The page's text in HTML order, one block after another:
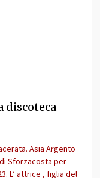
discoteca
Asia Argento
Sforzacosta per
L’ attrice , figlia del